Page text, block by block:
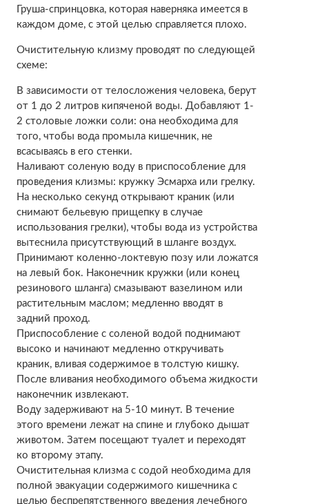
Груша-спринцовка, которая наверняка имеется в
каждом доме, с этой целью справляется плохо.
Очистительную клизму проводят по следующей
схеме:
В зависимости от телосложения человека, берут
от 1 до 2 литров кипяченой воды. Добавляют 1-
2 столовые ложки соли: она необходима для
того, чтобы вода промыла кишечник, не
всасываясь в его стенки.
Наливают соленую воду в приспособление для
проведения клизмы: кружку Эсмарха или грелку.
На несколько секунд открывают краник (или
снимают бельевую прищепку в случае
использования грелки), чтобы вода из устройства
вытеснила присутствующий в шланге воздух.
Принимают коленно-локтевую позу или ложатся
на левый бок. Наконечник кружки (или конец
резинового шланга) смазывают вазелином или
растительным маслом; медленно вводят в
задний проход.
Приспособление с соленой водой поднимают
высоко и начинают медленно откручивать
краник, вливая содержимое в толстую кишку.
После вливания необходимого объема жидкости
наконечник извлекают.
Воду задерживают на 5-10 минут. В течение
этого времени лежат на спине и глубоко дышат
животом. Затем посещают туалет и переходят
ко второму этапу.
Очистительная клизма с содой необходима для
полной эвакуации содержимого кишечника с
целью беспрепятственного введения лечебного